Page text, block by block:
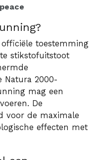
toestemming
stikstofuitstoot
Natura 2000-
mag een
De
voor de maximale
effecten met